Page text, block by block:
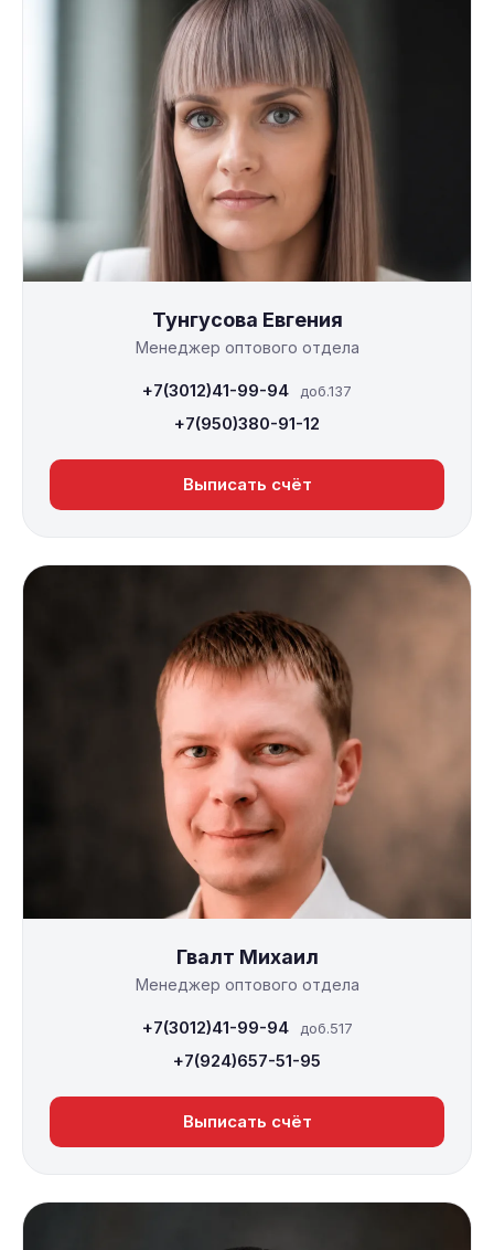
Тунгусова Евгения
Менеджер оптового отдела
+7(3012)41-99-94 доб.137
+7(950)380-91-12
Выписать счёт
Гвалт Михаил
Менеджер оптового отдела
+7(3012)41-99-94 доб.517
+7(924)657-51-95
Выписать счёт